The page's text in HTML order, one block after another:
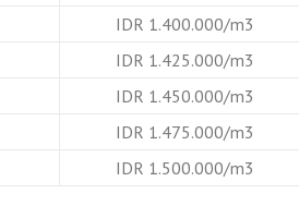
IDR 1.400.000/m3
IDR 1.425.000/m3
IDR 1.450.000/m3
IDR 1.475.000/m3
IDR 1.500.000/m3